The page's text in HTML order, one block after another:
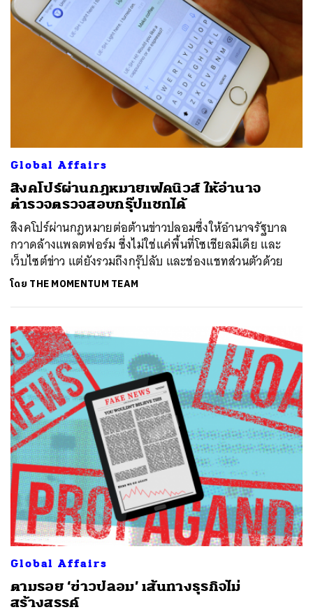
Global Affairs
สิงคโปร์ผ่านกฎหมายเฟคนิวส์ ให้อำนาจ
ตำรวจตรวจสอบกรุ๊ปแชทได้
สิงคโปร์ผ่านกฎหมายต่อต้านข่าวปลอมซึ่งให้อำนาจรัฐบาล
กวาดล้างแพลตฟอร์ม ซึ่งไม่ใช่แค่พื้นที่โซเชียลมีเดีย และ
เว็บไซต์ข่าว แต่ยังรวมถึงกรุ๊ปลับ และช่องแชทส่วนตัวด้วย
โดย THE MOMENTUM TEAM
Global Affairs
ตามรอย ‘ข่าวปลอม’ เส้นทางธุรกิจไม่
สร้างสรรค์